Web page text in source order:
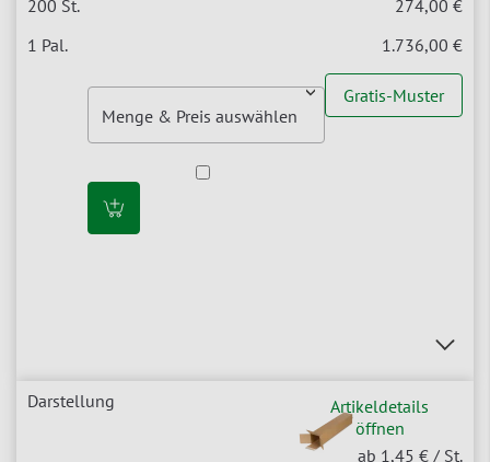
274,00 €
1.736,00 €
Gratis-Muster
Artikeldetails
öffnen
ab 1,45 € / St.